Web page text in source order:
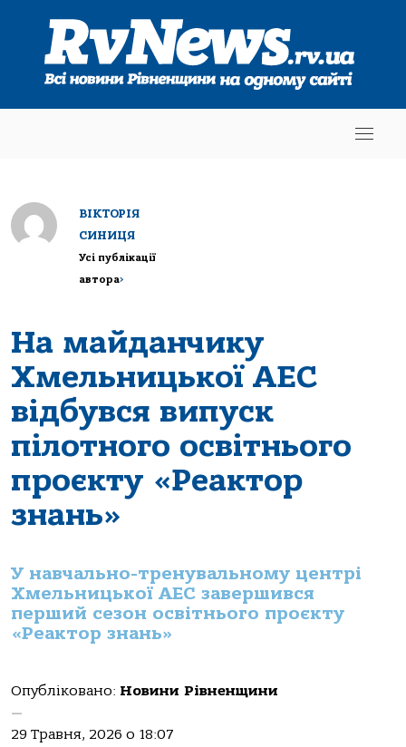
ВІКТОРІЯ
СИНИЦЯ
Усі публікації
автора>
На майданчику
Хмельницької АЕС
відбувся випуск
пілотного освітнього
проєкту «Реактор
знань»
У навчально-тренувальному центрі
Хмельницької АЕС завершився
перший сезон освітнього проєкту
«Реактор знань»
Опубліковано: Новини Рівненщини
—
29 Травня, 2026 о 18:07